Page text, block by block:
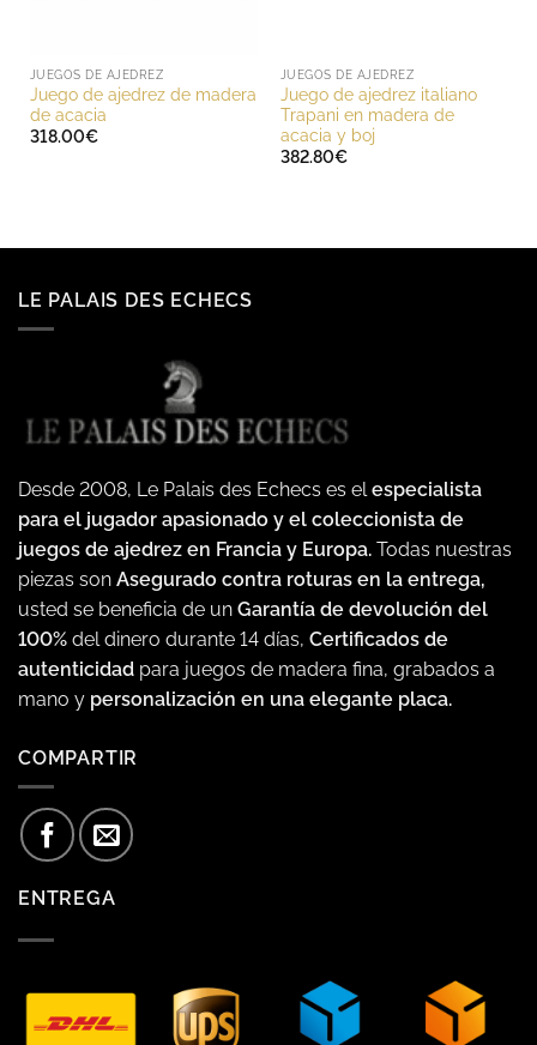
JUEGOS DE AJEDREZ
Juego de ajedrez de madera
de acacia
318.00€
JUEGOS DE AJEDREZ
Juego de ajedrez italiano
Trapani en madera de
acacia y boj
382.80€
LE PALAIS DES ECHECS
Desde 2008, Le Palais des Echecs es el especialista
para el jugador apasionado y el coleccionista de
juegos de ajedrez en Francia y Europa. Todas nuestras
piezas son Asegurado contra roturas en la entrega,
usted se beneficia de un Garantía de devolución del
100% del dinero durante 14 días, Certificados de
autenticidad para juegos de madera fina, grabados a
mano y personalización en una elegante placa.
COMPARTIR
ENTREGA